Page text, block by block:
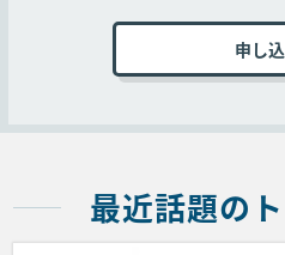
コースの受講を申し込む
いただいた上オンライン
いた上、メール、ファッ
方法で送付することでコ
のとします。
最近話題の